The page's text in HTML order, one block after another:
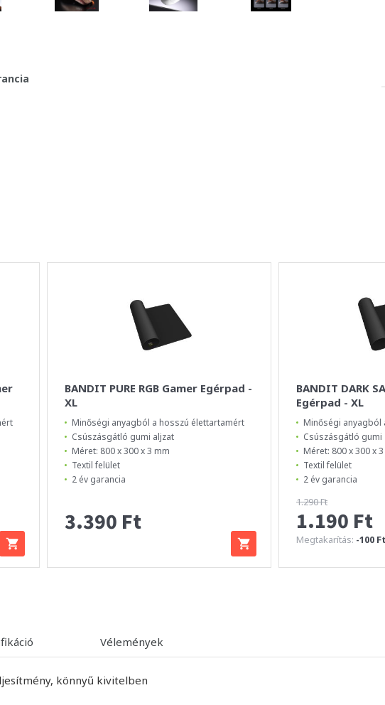
BANDIT PURE RGB Gamer Egérpad -
XL
Minőségi anyagból a hosszú élettartamért
Csúszásgátló gumi aljzat
Méret: 800 x 300 x 3 mm
Textil felület
2 év garancia
3.390 Ft
BANDIT DARK
Egérpad - XL
Minőségi
Csúszásgátló gumi
Méret: 800 x 300 x
Textil felület
2 év garancia
1.290 Ft
1.190 Ft
Megtakarítás: -100 Ft
Vélemények
könnyű kivitelben